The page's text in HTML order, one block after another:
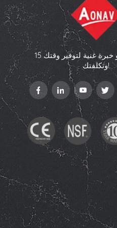
15 عامًا! فريق ذو خبرة غنية لتوفير وقتك
وتكلفتك!